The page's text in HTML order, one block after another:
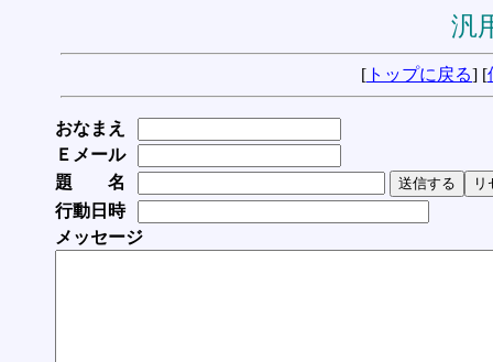
汎
[ トップに戻る] [
おなまえ
Ｅメール
題 名
行動日時
メッセージ